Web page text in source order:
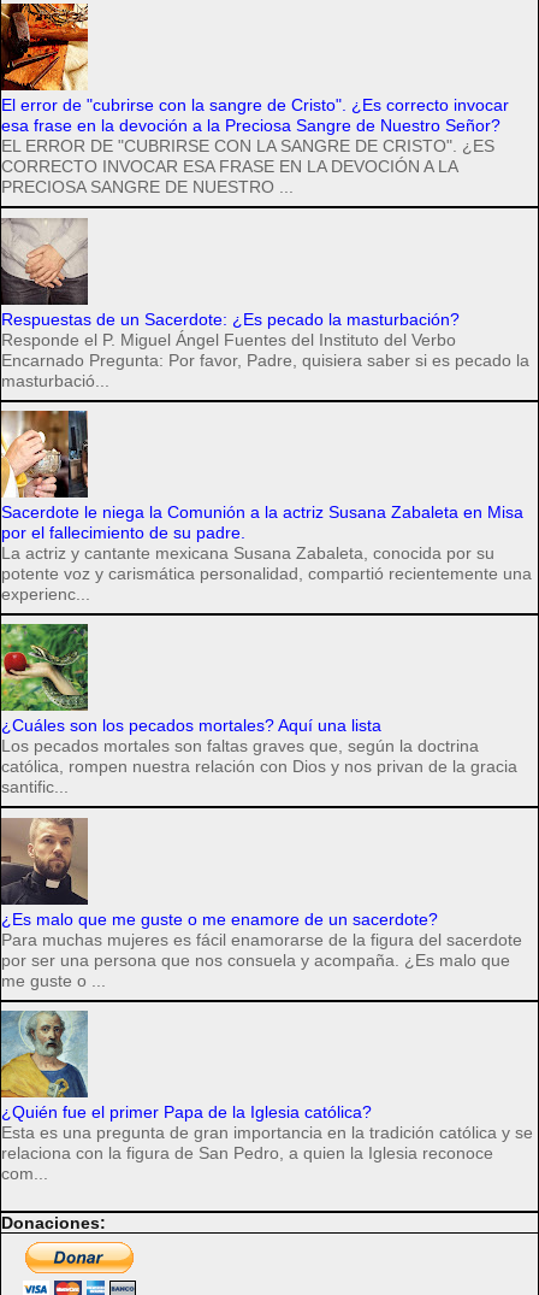
El error de "cubrirse con la sangre de Cristo". ¿Es correcto invocar
esa frase en la devoción a la Preciosa Sangre de Nuestro Señor?
EL ERROR DE "CUBRIRSE CON LA SANGRE DE CRISTO". ¿ES
CORRECTO INVOCAR ESA FRASE EN LA DEVOCIÓN A LA
PRECIOSA SANGRE DE NUESTRO ...
Respuestas de un Sacerdote: ¿Es pecado la masturbación?
Responde el P. Miguel Ángel Fuentes del Instituto del Verbo
Encarnado Pregunta: Por favor, Padre, quisiera saber si es pecado la
masturbació...
Sacerdote le niega la Comunión a la actriz Susana Zabaleta en Misa
por el fallecimiento de su padre.
La actriz y cantante mexicana Susana Zabaleta, conocida por su
potente voz y carismática personalidad, compartió recientemente una
experienc...
¿Cuáles son los pecados mortales? Aquí una lista
Los pecados mortales son faltas graves que, según la doctrina
católica, rompen nuestra relación con Dios y nos privan de la gracia
santific...
¿Es malo que me guste o me enamore de un sacerdote?
Para muchas mujeres es fácil enamorarse de la figura del sacerdote
por ser una persona que nos consuela y acompaña. ¿Es malo que
me guste o ...
¿Quién fue el primer Papa de la Iglesia católica?
Esta es una pregunta de gran importancia en la tradición católica y se
relaciona con la figura de San Pedro, a quien la Iglesia reconoce
com...
Donaciones: